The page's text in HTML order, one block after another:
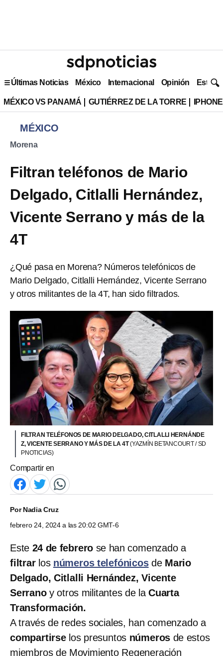
Últimas Noticias México Internacional Opinión Estilo
MÉXICO VS PANAMÁ GUTIÉRREZ DE LA TORRE
MÉXICO
Morena
Filtran teléfonos de Mario
Delgado, Citlalli Hernández,
Vicente Serrano y más de la
4T
¿Qué pasa en Morena? Números telefónicos de
Mario Delgado, Citlalli Hernández, Vicente Serrano
y otros militantes de la 4T, han sido filtrados.
FILTRAN TELÉFONOS DE MARIO DELGADO, CITLALLI HERNÁNDE
Z, VICENTE SERRANO Y MÁS DE LA 4T(YAZMÍN BETANCOURT / SD
PNOTICIAS)
Compartir en
PorNadia Cruz
febrero 24, 2024 a las 20:02 GMT-6
Este 24 de febrero se han comenzado a
filtrar los números telefónicosdeMario
Delgado, Citlalli Hernández, Vicente
Serranoy otros militantes de laCuarta
Transformación.
A través de redes sociales, han comenzado a
compartirse los presuntos números de estos
miembros de Movimiento Regeneración